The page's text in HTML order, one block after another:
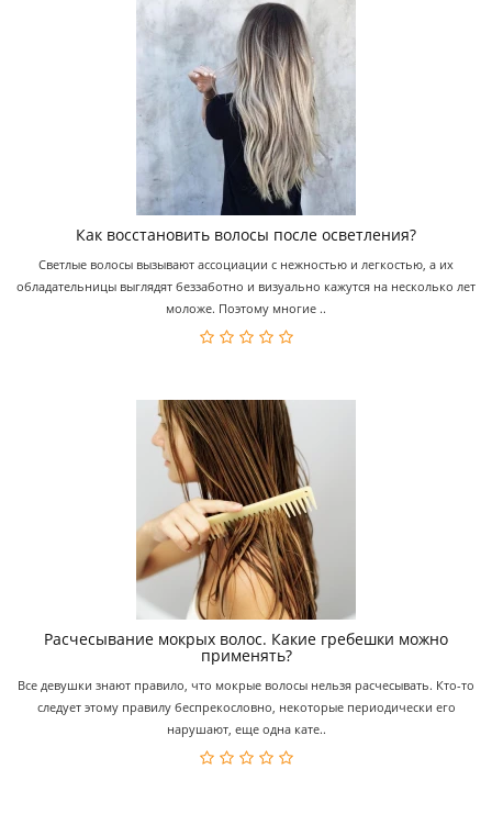
Как восстановить волосы после осветления?
Светлые волосы вызывают ассоциации с нежностью и легкостью, а их
обладательницы выглядят беззаботно и визуально кажутся на несколько лет
моложе. Поэтому многие ..
Расчесывание мокрых волос. Какие гребешки можно
применять?
Все девушки знают правило, что мокрые волосы нельзя расчесывать. Кто-то
следует этому правилу беспрекословно, некоторые периодически его
нарушают, еще одна кате..